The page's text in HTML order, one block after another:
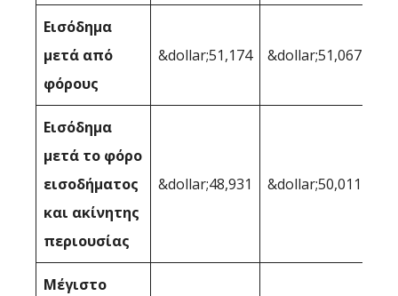
Εισόδημα
μετά από
φόρους
&dollar;51,174 &dollar;51,067
Εισόδημα
μετά το φόρο
εισοδήματος
και ακίνητης
περιουσίας
&dollar;48,931 &dollar;50,011
Μέγιστο